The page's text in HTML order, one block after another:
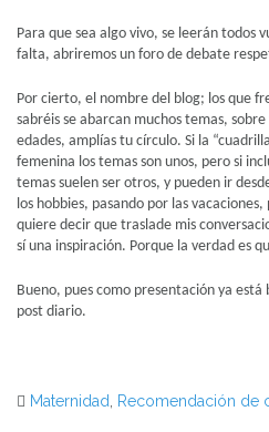
Para que sea algo vivo, se leerán todos
falta, abriremos un foro de debate
Por cierto, el nombre del blog; los que
sabréis se abarcan muchos temas,
edades, amplías tu círculo. Si la
femenina los temas son unos, pero si
temas suelen ser otros, y pueden ir
los hobbies, pasando por las
quiere decir que traslade mis
sí una inspiración. Porque la verdad es
Bueno, pues como presentación ya está
post diario.
Maternidad, Recomendación de